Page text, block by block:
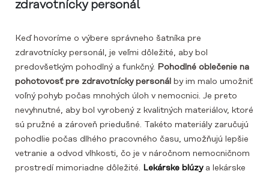
zdravotnícky personál
Keď hovoríme o výbere správneho šatníka pre
zdravotnícky personál, je veľmi dôležité, aby bol
predovšetkým pohodlný a funkčný. Pohodlné oblečenie na
pohotovosť pre zdravotnícky personál by im malo umožniť
voľný pohyb počas mnohých úloh v nemocnici. Je preto
nevyhnutné, aby bol vyrobený z kvalitných materiálov, ktoré
sú pružné a zároveň priedušné. Takéto materiály zaručujú
pohodlie počas dlhého pracovného času, umožňujú lepšie
vetranie a odvod vlhkosti, čo je v náročnom nemocničnom
prostredí mimoriadne dôležité. Lekárske blúzya lekárske